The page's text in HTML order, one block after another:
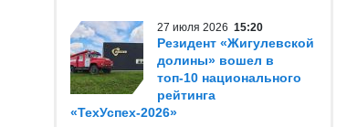
27 июля 2026 15:20
Резидент «Жигулевской
долины» вошел в
топ-10 национального
рейтинга
«ТехУспех-2026»